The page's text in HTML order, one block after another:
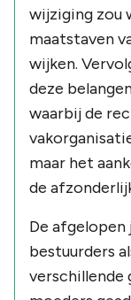
wijziging zou
maatstaven
wijken.
deze
waarbij de
maar het
de
De
bestuurders
verschillende